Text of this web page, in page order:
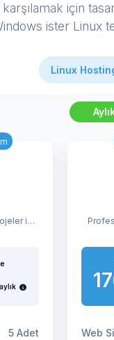
için
ister Linux
Linux
Büyümeye hazır projeler için
5 Adet Web